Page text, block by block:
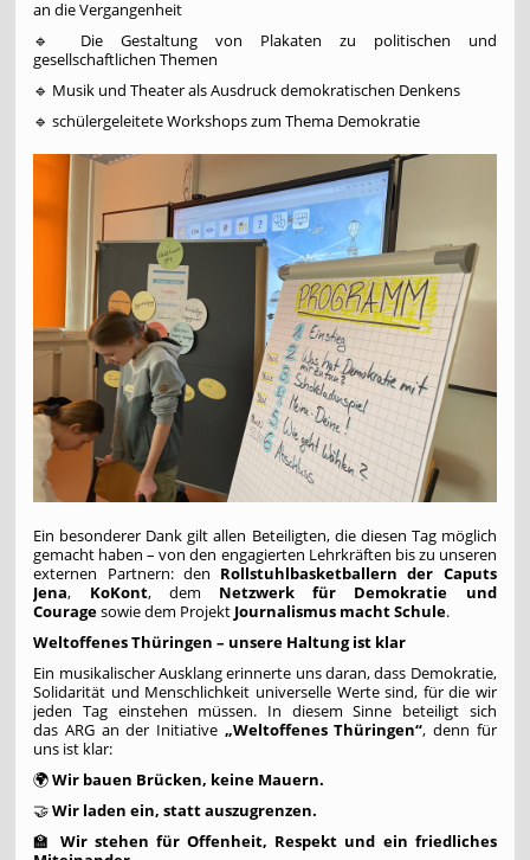
an die Vergangenheit
🔹 Die Gestaltung von Plakaten zu politischen und
gesellschaftlichen Themen
🔹 Musik und Theater als Ausdruck demokratischen Denkens
🔹 schülergeleitete Workshops zum Thema Demokratie
Ein besonderer Dank gilt allen Beteiligten, die diesen Tag möglich
gemacht haben – von den engagierten Lehrkräften bis zu unseren
externen Partnern: den Rollstuhlbasketballern der Caputs
Jena, KoKont, dem Netzwerk für Demokratie und
Couragesowie dem Projekt Journalismus macht Schule.
Weltoffenes Thüringen – unsere Haltung ist klar
Ein musikalischer Ausklang erinnerte uns daran, dass Demokratie,
Solidarität und Menschlichkeit universelle Werte sind, für die wir
jeden Tag einstehen müssen. In diesem Sinne beteiligt sich
das ARG an der Initiative „Weltoffenes Thüringen“, denn für
uns ist klar:
🌍Wir bauen Brücken, keine Mauern.
🤝Wir laden ein, statt auszugrenzen.
🏫 Wir stehen für Offenheit, Respekt und ein friedliches